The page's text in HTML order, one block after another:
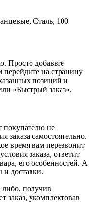
Сталь, 100
Просто добавьте
перейдите на страницу
позиций и
«Быстрый заказ».
покупателю не
заказа самостоятельно.
время вам перезвонит
заказа, ответит
его особенностей. А
и доставки.
либо, получив
заказ, укомплектовав